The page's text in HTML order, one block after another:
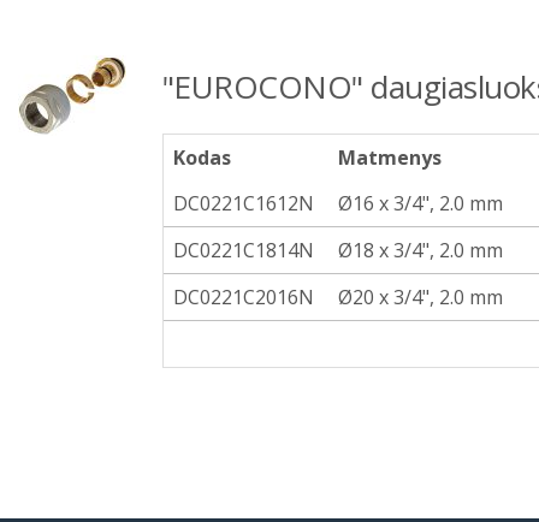
"EUROCONO"
Kodas
Matmenys
DC0221C1612N
Ø16 x 3/4", 2.0 mm
DC0221C1814N
Ø18 x 3/4", 2.0 mm
DC0221C2016N
Ø20 x 3/4", 2.0 mm